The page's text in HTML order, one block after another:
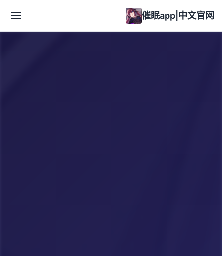
催眠app|中文官网